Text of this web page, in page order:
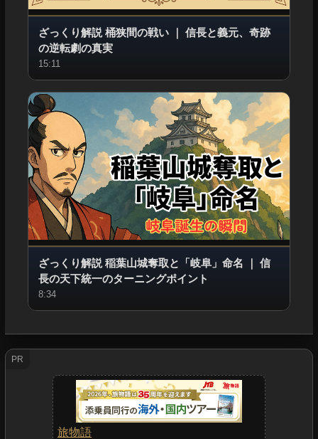
ざっくり解説 桶狭間の戦い｜ 信長と義元、奇跡
の逆転劇の真実
15:11
ざっくり解説 稲葉山城奪取と「岐阜」命名 ｜ 信
長の天下統一のターニングポイント
8:34
PR
旅物語